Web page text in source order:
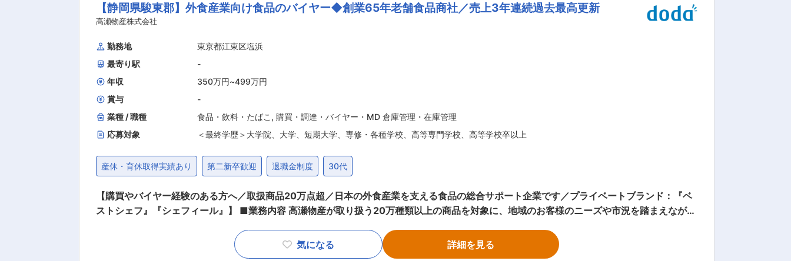
です。 ・充実した研修・資格取得制度： 入社後は3泊4日の本部研修で座学・シミュレーション・実店舗研修を実施。 その後も独自の育成プ
ログラムで調理・仕入れ・売上管理・利益率管理など経営スキルを習得できます。さらに、食品衛生管理者など約50種の資格取得をサポー
的にキャリアを築きたい方 裁量ある仕事に挑戦したい方
【静岡県駿東郡】外食産業向け食品のバイヤー◆創業65年老舗食品商社／売上3年連続過去最高更新
髙瀬物産株式会社
勤務地
東京都江東区塩浜
最寄り駅
-
年収
350万円~499万円
賞与
-
業種 / 職種
食品・飲料・たばこ , 購買・調達・バイヤー・MD 倉庫管理・在庫管理
応募対象
＜最終学歴＞大学院、大学、短期大学、専修・各種学校、高等専門学校、高等学校卒以上
産休・育休取得実績あり 第二新卒歓迎 退職金制度 30代
【購買やバイヤー経験のある方へ／取扱商品20万点超／日本の外食産業を支える食品の総合サポート企業です／プライベートブランド：『ベ
ストシェフ』『シェフィール』】 ■業務内容 高瀬物産が取り扱う20万種類以上の商品を対象に、地域のお客様のニーズや市況を踏まえなが
ら、地域に合った商品の選定、新商品の情報収集、在庫の適正化、粗利改善などにも関わっていただくポジションです。 各支店に一定の裁量
があるため、「地域に合った商品を自分で考えたい」「仕入先を開拓したい」「現場に近い立場で商品戦略に関わりたい」という想いのお持
気になる 詳細を見る